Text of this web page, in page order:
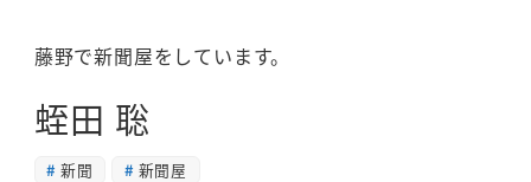
藤野で新聞屋をしています。
蛭田 聡
新聞
新聞屋